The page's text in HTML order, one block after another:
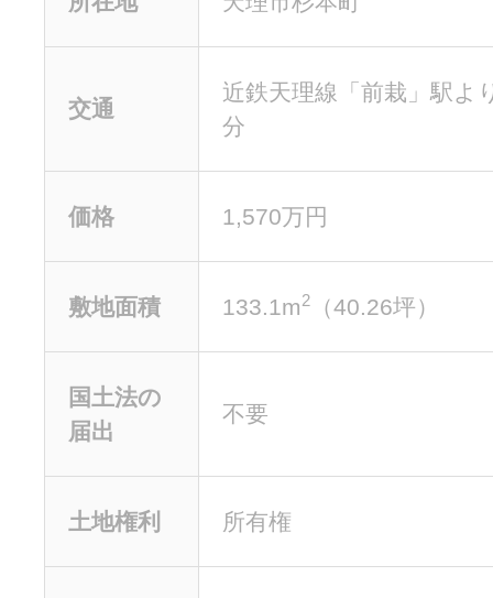
交通
近鉄天理線「前栽」駅よ
分
価格 1,570万円
敷地面積 133.1m2 （40.26坪）
国土法の
届出
不要
土地権利 所有権